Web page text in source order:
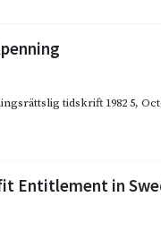
tidskrift 1982 5,
Entitlement in